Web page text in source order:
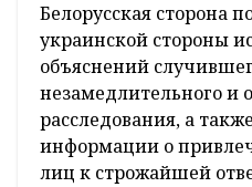
Белорусская сторона
украинской стороны
объяснений
незамедлительного и
расследования, а
информации о
лиц к строжайшей